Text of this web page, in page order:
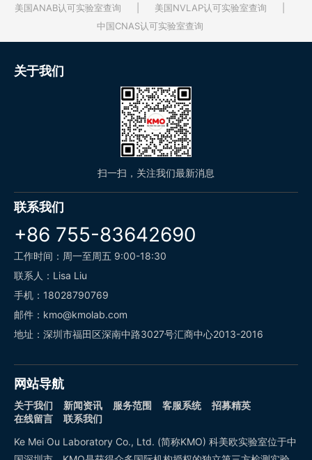
美国ANAB认可实验室查询
美国NVLAP认可实验室查询
中国CNAS认可实验室查询
关于我们
扫一扫，关注我们最新消息
联系我们
+86 755-83642690
工作时间：周一至周五 9:00-18:30
联系人：Lisa Liu
手机：18028790769
邮件：kmo@kmolab.com
地址：深圳市福田区深南中路3027号汇商中心2013-2016
网站导航
关于我们 新闻资讯 服务范围 客服系统
招募精英
在线留言
联系我们
Ke Mei Ou Laboratory Co., Ltd. (简称KMO) 科美欧实验室位于中